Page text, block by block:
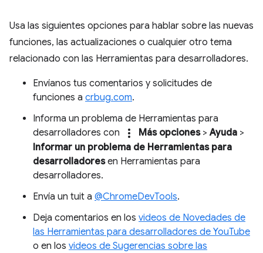
Usa las siguientes opciones para hablar sobre las nuevas
funciones, las actualizaciones o cualquier otro tema
relacionado con las Herramientas para desarrolladores.
Envíanos tus comentarios y solicitudes de
funciones a crbug.com.
Informa un problema de Herramientas para
desarrolladores con
more_vert Más opciones>Ayuda >
Informar un problema de Herramientas para
desarrolladoresen Herramientas para
desarrolladores.
Envía un tuit a @ChromeDevTools.
Deja comentarios en los videos de Novedades de
las Herramientas para desarrolladores de YouTube
o en los videos de Sugerencias sobre las